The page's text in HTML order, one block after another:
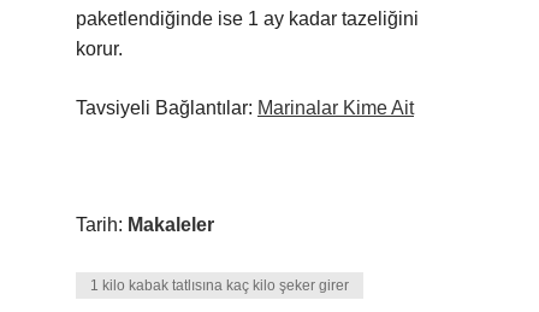
paketlendiğinde ise 1 ay kadar tazeliğini
korur.
Tavsiyeli Bağlantılar: Marinalar Kime Ait
Tarih: Makaleler
1 kilo kabak tatlısına kaç kilo şeker girer